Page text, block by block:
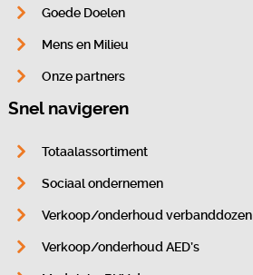
Goede Doelen
Mens en Milieu
Onze partners
Snel navigeren
Totaalassortiment
Sociaal ondernemen
Verkoop/onderhoud verbanddozen
Verkoop/onderhoud AED’s